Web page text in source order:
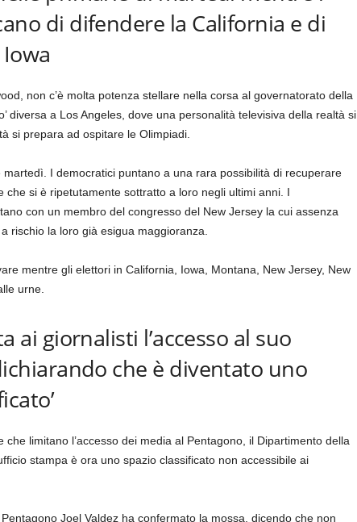
di difendere la California e di
non c’è molta potenza stellare nella corsa al governatorato della
diversa a Los Angeles, dove una personalità televisiva della realtà si
si prepara ad ospitare le Olimpiadi.
I democratici puntano a una rara possibilità di recuperare
che si è ripetutamente sottratto a loro negli ultimi anni. I
con un membro del congresso del New Jersey la cui assenza
rischio la loro già esigua maggioranza.
mentre gli elettori in California, Iowa, Montana, New Jersey, New
urne.
ai giornalisti l’accesso al suo
che è diventato uno
limitano l’accesso dei media al Pentagono, il Dipartimento della
stampa è ora uno spazio classificato non accessibile ai
Joel Valdez ha confermato la mossa, dicendo che non